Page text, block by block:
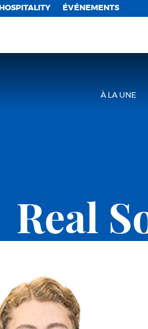
HOSPITALITY ÉVÉNEMENTS
À LA UNE
Real